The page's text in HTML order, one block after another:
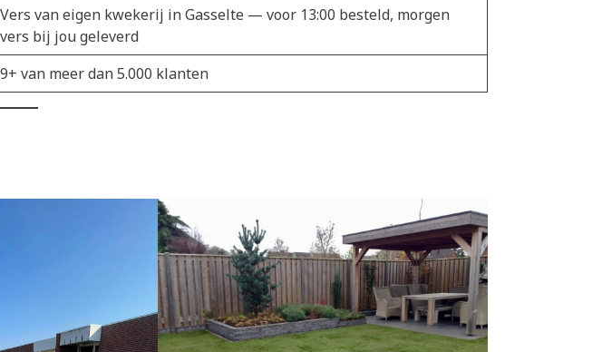
Vers van eigen kwekerij in Gasselte — voor 13:00 besteld, morgen
vers bij jou geleverd
9+ van meer dan 5.000 klanten